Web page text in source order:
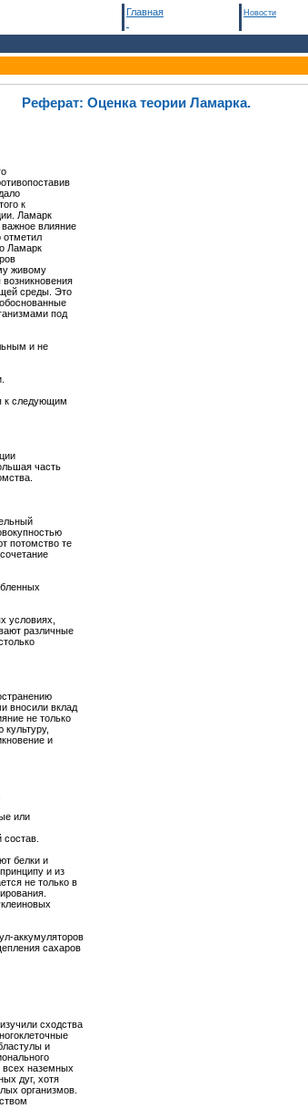
Главная Новости
Реферат: Оценка теории Ламарка.
к
Ламарк
влияние
отметил
Ламарк
живому
среды. Это
под
и не
к следующим
часть
потомство те
условиях,
различные
вносили вклад
не только
и
или
белки и
и из
не только в
аккумуляторов
сахаров
сходства
и
всех наземных
дуг, хотя
организмов.